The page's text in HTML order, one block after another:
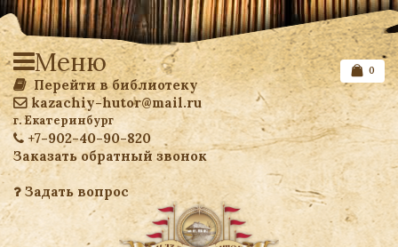
Перейти в библиотеку
kazachiy-hutor@mail.ru
г. Екатеринбург
+7-902-40-90-820
Заказать обратный звонок
Задать вопрос
0
Меню